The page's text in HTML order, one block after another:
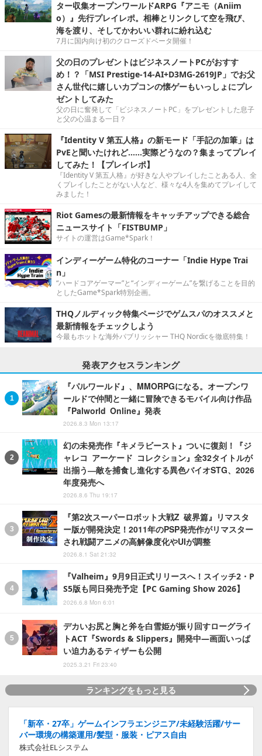
ター収集オープンワールドARPG『アニモ（Aniim
o）』先行プレイレポ。相棒とリンクして空を飛び、
海を渡り、そしてかわいい群れに紛れ込む
7月に国内向け初のクローズドベータ開催！
父の日のプレゼントはビジネスノートPCがおすす
め！？「MSI Prestige-14-AI+D3MG-2619JP」でお父
さん世代に嬉しいカプコンの懐ゲーもいっしょにプレ
ゼントしてみた
父の日に奮発して「ビジネスノートPC」をプレゼントした息子
と父の心温まる一日？
『Identity V 第五人格』の新モード「手記の加筆」は
PvEと聞いたけれど……実際どうなの？集まってプレイ
してみた！【プレイレポ】
『Identity V 第五人格』が好きな人やプレイしたことある人、全
くプレイしたことがない人など、様々な4人を集めてプレイして
みました！
Riot Gamesの最新情報をキャッチアップできる総合
ニュースサイト「FISTBUMP」
サイトの運営はGame*Spark！
インディーゲーム特化のコーナー「Indie Hype Trai
n」
“ハードコアゲーマー”と“インディーゲーム”を繋げることを目的
としたGame*Spark特別企画。
THQノルディック特集ページでゲムスパのオススメと
最新情報をチェックしよう
今最もホットな海外パブリッシャー THQ Nordicを徹底特集！
発表アクセスランキング
『パルワールド』、MMORPGになる。オープンワ
ールドで仲間と一緒に冒険できるモバイル向け作品
『Palworld Online』発表
2026.8.3 Mon 13:17
幻の未発売作『キメラビースト』ついに復刻！『ジ
ャレコ アーケード コレクション』全32タイトルが
出揃う―敵を捕食し進化する異色バイオSTG、2026
年度発売へ
2026.8.6 Thu 19:17
『第2次スーパーロボット大戦Z 破界篇』リマスタ
ー版が開発決定！2011年のPSP発売作がリマスター
され戦闘アニメの高解像度化やUIが調整
2026.8.1 Sat 21:32
『Valheim』9月9日正式リリースへ！スイッチ2・P
S5版も同日発売予定【PC Gaming Show 2026】
2026.6.8 Mon 6:01
デカいお尻と胸と斧を白雪姫が振り回すローグライ
トACT『Swords & Slippers』開発中―画面いっぱ
い迫力あるティザーも公開
2025.3.21 Fri 23:40
ランキングをもっと見る
「新卒・27卒」ゲームインフラエンジニア/未経験活躍/サー
バー環境の構築運用/髪型・服装・ピアス自由
株式会社ELシステム